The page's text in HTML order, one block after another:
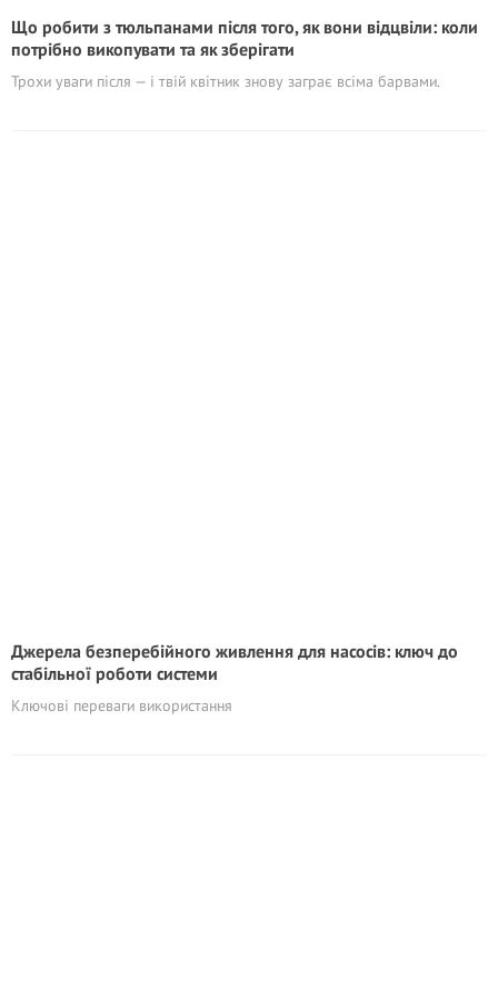
Що робити з тюльпанами після того, як вони відцвіли: коли
потрібно викопувати та як зберігати
Трохи уваги після — і твій квітник знову заграє всіма барвами.
Джерела безперебійного живлення для насосів: ключ до
стабільної роботи системи
Ключові переваги використання